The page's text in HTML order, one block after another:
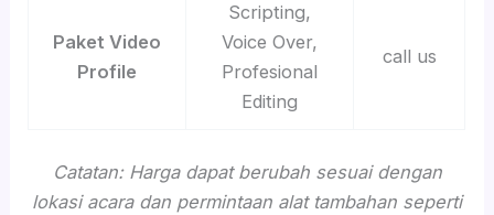
Paket Video
Profile
Scripting,
Voice Over,
Profesional
Editing
call us
Catatan: Harga dapat berubah sesuai dengan
lokasi acara dan permintaan alat tambahan seperti